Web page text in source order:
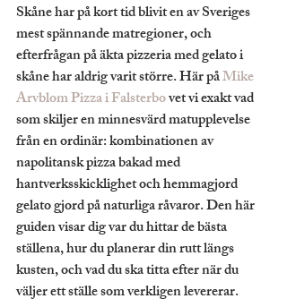
Skåne har på kort tid blivit en av Sveriges
mest spännande matregioner, och
efterfrågan på äkta pizzeria med gelato i
skåne har aldrig varit större. Här på Mike
Arvblom Pizza i Falsterbo vet vi exakt vad
som skiljer en minnesvärd matupplevelse
från en ordinär: kombinationen av
napolitansk pizza bakad med
hantverksskicklighet och hemmagjord
gelato gjord på naturliga råvaror. Den här
guiden visar dig var du hittar de bästa
ställena, hur du planerar din rutt längs
kusten, och vad du ska titta efter när du
väljer ett ställe som verkligen levererar.